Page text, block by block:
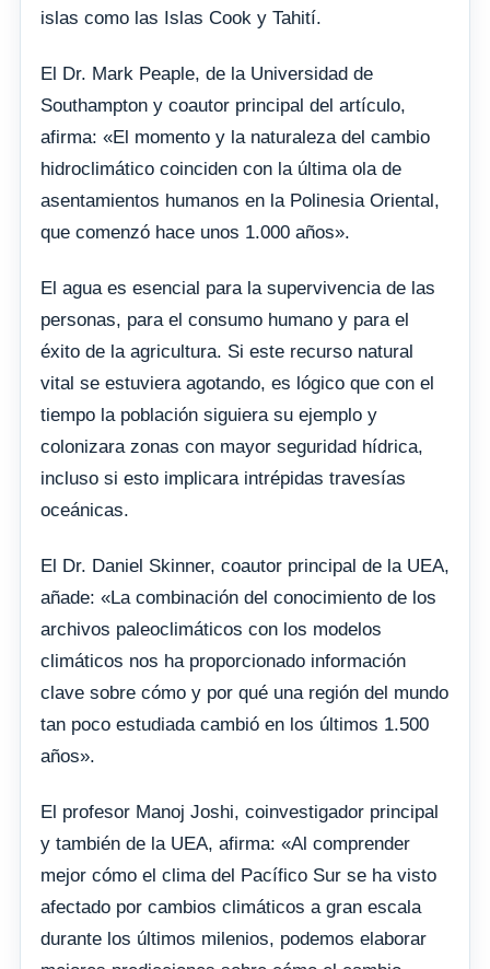
islas como las Islas Cook y Tahití.
El Dr. Mark Peaple, de la Universidad de
Southampton y coautor principal del artículo,
afirma: «El momento y la naturaleza del cambio
hidroclimático coinciden con la última ola de
asentamientos humanos en la Polinesia Oriental,
que comenzó hace unos 1.000 años».
El agua es esencial para la supervivencia de las
personas, para el consumo humano y para el
éxito de la agricultura. Si este recurso natural
vital se estuviera agotando, es lógico que con el
tiempo la población siguiera su ejemplo y
colonizara zonas con mayor seguridad hídrica,
incluso si esto implicara intrépidas travesías
oceánicas.
El Dr. Daniel Skinner, coautor principal de la UEA,
añade: «La combinación del conocimiento de los
archivos paleoclimáticos con los modelos
climáticos nos ha proporcionado información
clave sobre cómo y por qué una región del mundo
tan poco estudiada cambió en los últimos 1.500
años».
El profesor Manoj Joshi, coinvestigador principal
y también de la UEA, afirma: «Al comprender
mejor cómo el clima del Pacífico Sur se ha visto
afectado por cambios climáticos a gran escala
durante los últimos milenios, podemos elaborar